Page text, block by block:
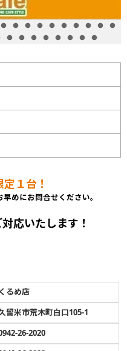
定１台！
めにお問合せください。
応いたします！
くるめ店
留米市荒木町白口105-1
26-2020